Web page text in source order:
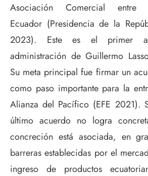
Asociación Comercial
Ecuador (Presidencia de la
2023). Este es el primer
administración de Guillermo
Su meta principal fue firmar un
como paso importante para la
Alianza del Pacífico (EFE 2021).
último acuerdo no logra
concreción está asociada, en
barreras establecidas por el
ingreso de productos